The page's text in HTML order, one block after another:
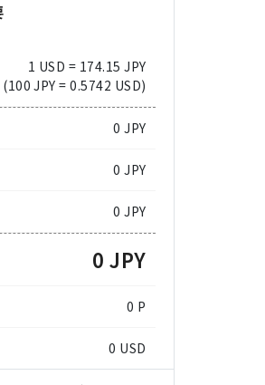
1 USD = 174.15 JPY
(100 JPY = 0.5742 USD)
0 JPY
0 JPY
0 JPY
0 JPY
0 P
0 USD